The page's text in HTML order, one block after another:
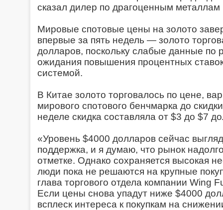
сказал дилер по драгоценным
Мировые спотовые цены на золото
впервые за пять недель — золото
долларов, поскольку слабые данные
ожидания повышения процентных
системой.
В Китае золото торговалось по цене,
мирового спотового бенчмарка до
неделе скидка составляла от $3 до $7
«Уровень $4000 долларов сейчас
поддержка, и я думаю, что рынок
отметке. Однако сохраняется высокая
люди пока не решаются на крупные
глава торгового отдела компании Wing
Если цены снова упадут ниже $4000
всплеск интереса к покупкам на